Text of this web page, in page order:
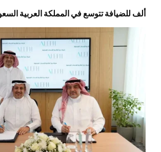
ألف للضيافة تتوسع في المملكة العربية